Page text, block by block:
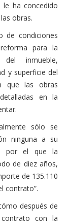
le ha concedido
obras.
de condiciones
para la
inmueble,
y superficie del
que las obras
en la
sólo se
ninguna a su
por el que la
de diez años,
de 135.110
contrato”.
después de
con la